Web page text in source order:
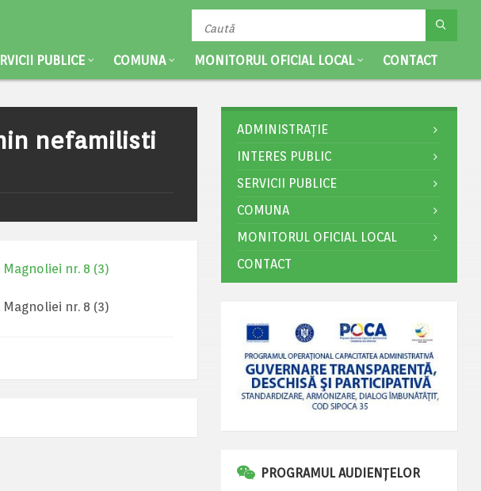
PUBLICE COMUNA MONITORUL OFICIAL LOCAL CONTACT
nefamilisti
nr. 8 (3)
nr. 8 (3)
ADMINISTRAȚIE
INTERES PUBLIC
SERVICII PUBLICE
COMUNA
MONITORUL OFICIAL LOCAL
CONTACT
PROGRAMUL AUDIENȚELOR